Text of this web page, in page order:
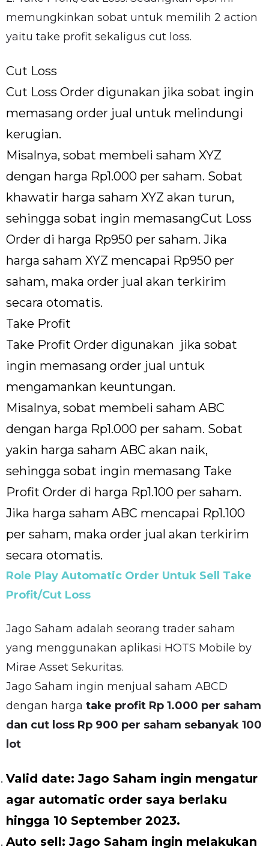
memungkinkan sobat untuk memilih 2 action
yaitu take profit sekaligus cut loss.
Cut Loss
Cut Loss Order digunakan jika sobat ingin
memasang order jual untuk melindungi
kerugian.
Misalnya, sobat membeli saham XYZ
dengan harga Rp1.000 per saham. Sobat
khawatir harga saham XYZ akan turun,
sehingga sobat ingin memasangCut Loss
Order di harga Rp950 per saham. Jika
harga saham XYZ mencapai Rp950 per
saham, maka order jual akan terkirim
secara otomatis.
Take Profit
Take Profit Order digunakan jika sobat
ingin memasang order jual untuk
mengamankan keuntungan.
Misalnya, sobat membeli saham ABC
dengan harga Rp1.000 per saham. Sobat
yakin harga saham ABC akan naik,
sehingga sobat ingin memasang Take
Profit Order di harga Rp1.100 per saham.
Jika harga saham ABC mencapai Rp1.100
per saham, maka order jual akan terkirim
secara otomatis.
Role Play Automatic Order Untuk Sell
Take
Profit/Cut Loss
Jago Saham adalah seorang trader saham
yang menggunakan aplikasi HOTS Mobile by
Mirae Asset Sekuritas.
Jago Saham ingin menjual saham ABCD
dengan harga take profit Rp 1.000 per saham
dan cut loss Rp 900 per saham sebanyak 100
lot
Valid date: Jago Saham ingin mengatur
agar automatic order saya berlaku
hingga 10 September 2023.
Auto sell: Jago Saham ingin melakukan